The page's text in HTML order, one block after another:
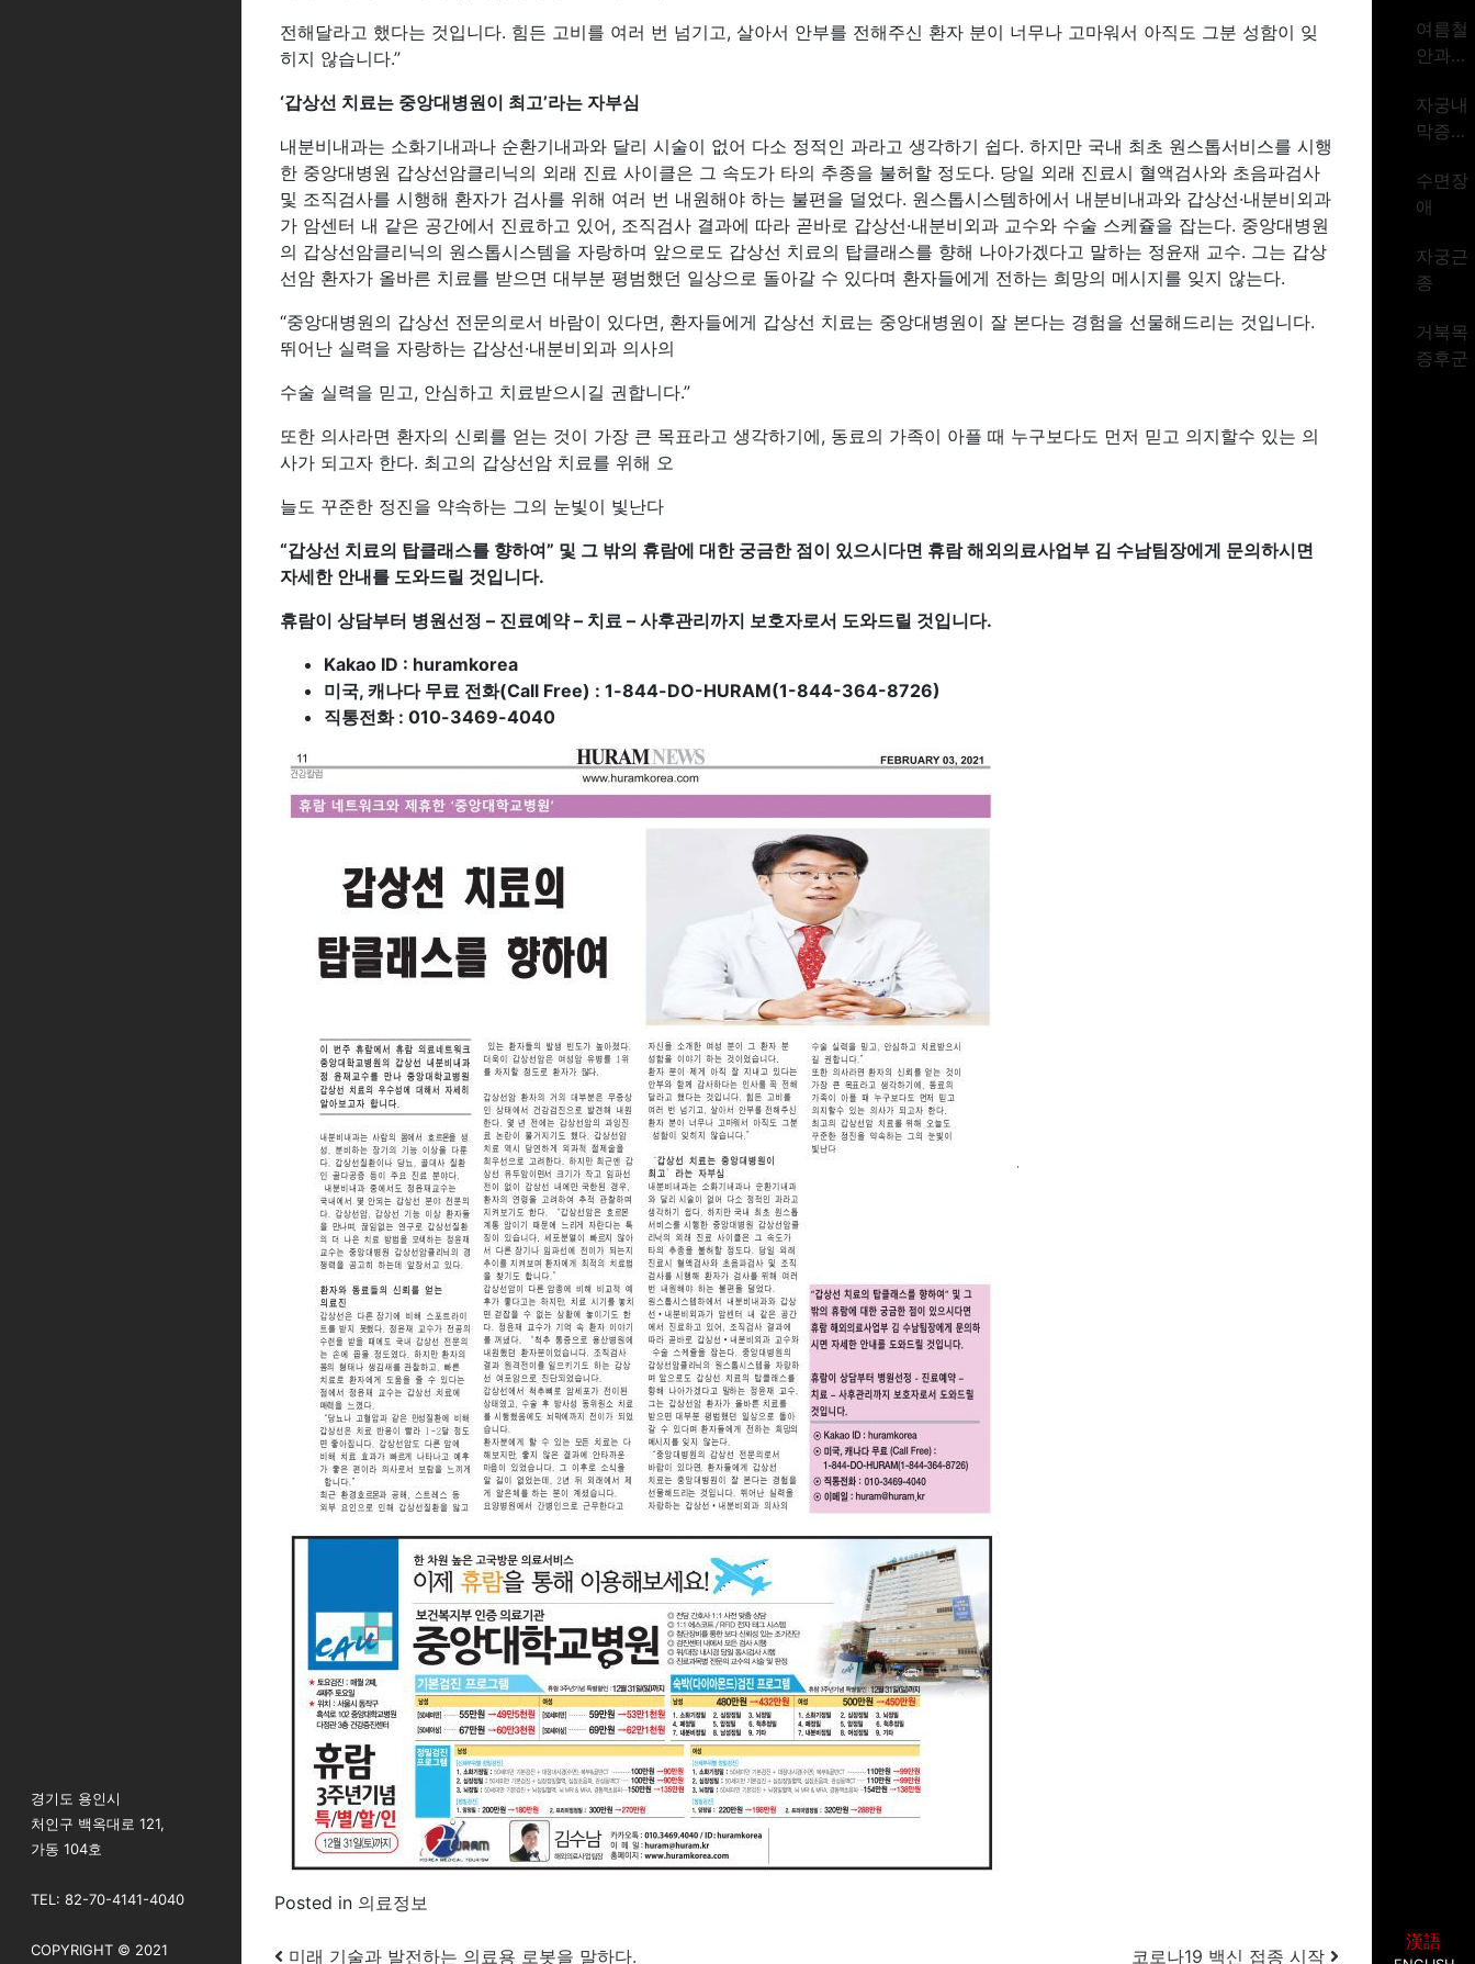
경기도 용인시
처인구 백옥대로 121,
가동 104호
TEL: 82-70-4141-4040
COPYRIGHT © 2021
전해달라고 했다는 것입니다. 힘든 고비를 여러 번 넘기고, 살아서 안부를 전해주신 환자 분이 너무나 고마워서 아직도 그분 성함이 잊
히지 않습니다.”
‘갑상선 치료는 중앙대병원이 최고’라는 자부심
내분비내과는 소화기내과나 순환기내과와 달리 시술이 없어 다소 정적인 과라고 생각하기 쉽다. 하지만 국내 최초 원스톱서비스를 시행
한 중앙대병원 갑상선암클리닉의 외래 진료 사이클은 그 속도가 타의 추종을 불허할 정도다. 당일 외래 진료시 혈액검사와 초음파검사
및 조직검사를 시행해 환자가 검사를 위해 여러 번 내원해야 하는 불편을 덜었다. 원스톱시스템하에서 내분비내과와 갑상선·내분비외과
가 암센터 내 같은 공간에서 진료하고 있어, 조직검사 결과에 따라 곧바로 갑상선·내분비외과 교수와 수술 스케쥴을 잡는다. 중앙대병원
의 갑상선암클리닉의 원스톱시스템을 자랑하며 앞으로도 갑상선 치료의 탑클래스를 향해 나아가겠다고 말하는 정윤재 교수. 그는 갑상
선암 환자가 올바른 치료를 받으면 대부분 평범했던 일상으로 돌아갈 수 있다며 환자들에게 전하는 희망의 메시지를 잊지 않는다.
“중앙대병원의 갑상선 전문의로서 바람이 있다면, 환자들에게 갑상선 치료는 중앙대병원이 잘 본다는 경험을 선물해드리는 것입니다.
뛰어난 실력을 자랑하는 갑상선·내분비외과 의사의
수술 실력을 믿고, 안심하고 치료받으시길 권합니다.”
또한 의사라면 환자의 신뢰를 얻는 것이 가장 큰 목표라고 생각하기에, 동료의 가족이 아플 때 누구보다도 먼저 믿고 의지할수 있는 의
사가 되고자 한다. 최고의 갑상선암 치료를 위해 오
늘도 꾸준한 정진을 약속하는 그의 눈빛이 빛난다
“갑상선 치료의 탑클래스를 향하여” 및 그 밖의 휴람에 대한 궁금한 점이 있으시다면 휴람 해외의료사업부 김 수남팀장에게 문의하시면
자세한 안내를 도와드릴 것입니다.
휴람이 상담부터 병원선정 – 진료예약 – 치료 – 사후관리까지 보호자로서 도와드릴 것입니다.
Kakao ID : huramkorea
미국, 캐나다 무료 전화(Call Free) : 1-844-DO-HURAM(1-844-364-8726)
직통전화 : 010-3469-4040
Posted in 의료정보
미래 기술과 발전하는 의료용 로봇을 말하다. 코로나19 백신 접종 시작
시대
여름철
안과질
자궁내
막증식
수면장
애
자궁근
종
거북목
증후군
漢語